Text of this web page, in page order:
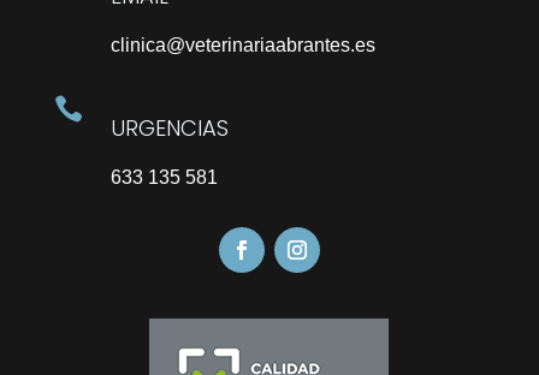
clinica@veterinariaabrantes.es

URGENCIAS
633 135 581